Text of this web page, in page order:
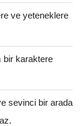
ve yeteneklere
bir karaktere
sevinci bir arada